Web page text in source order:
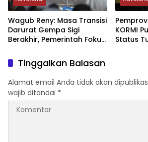
Wagub Reny: Masa Transisi
Darurat Gempa Sigi
Berakhir, Pemerintah Fokus
KORMI
Status
Tinggalkan Balasan
Alamat email Anda tidak akan
wajib ditandai *